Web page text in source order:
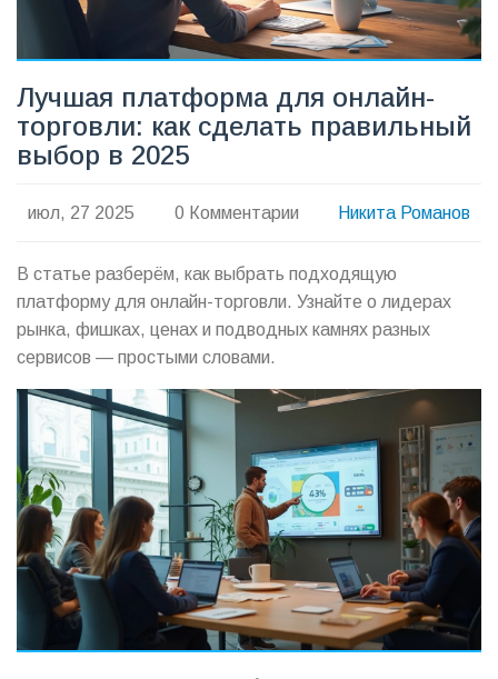
Лучшая платформа для онлайн-
торговли: как сделать правильный
выбор в 2025
июл, 27 2025 0 Комментарии Никита Романов
В статье разберём, как выбрать подходящую
платформу для онлайн-торговли. Узнайте о лидерах
рынка, фишках, ценах и подводных камнях разных
сервисов — простыми словами.